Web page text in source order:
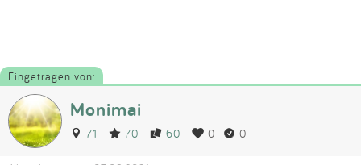
Eingetragen von:
Monimai
71 70 60 0 0